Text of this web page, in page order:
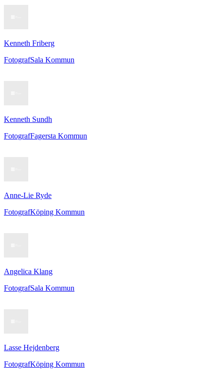
Kenneth Friberg
FotografSala Kommun
Kenneth Sundh
FotografFagersta Kommun
Anne-Lie Ryde
FotografKöping Kommun
Angelica Klang
FotografSala Kommun
Lasse Hejdenberg
FotografKöping Kommun